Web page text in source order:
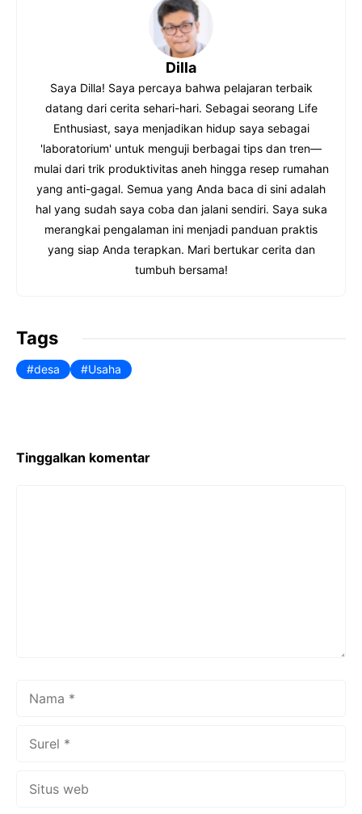
Dilla
Saya Dilla! Saya percaya bahwa pelajaran terbaik
datang dari cerita sehari-hari. Sebagai seorang Life
Enthusiast, saya menjadikan hidup saya sebagai
'laboratorium' untuk menguji berbagai tips dan tren—
mulai dari trik produktivitas aneh hingga resep rumahan
yang anti-gagal. Semua yang Anda baca di sini adalah
hal yang sudah saya coba dan jalani sendiri. Saya suka
merangkai pengalaman ini menjadi panduan praktis
yang siap Anda terapkan. Mari bertukar cerita dan
tumbuh bersama!
Tags
desa Usaha
Tinggalkan komentar